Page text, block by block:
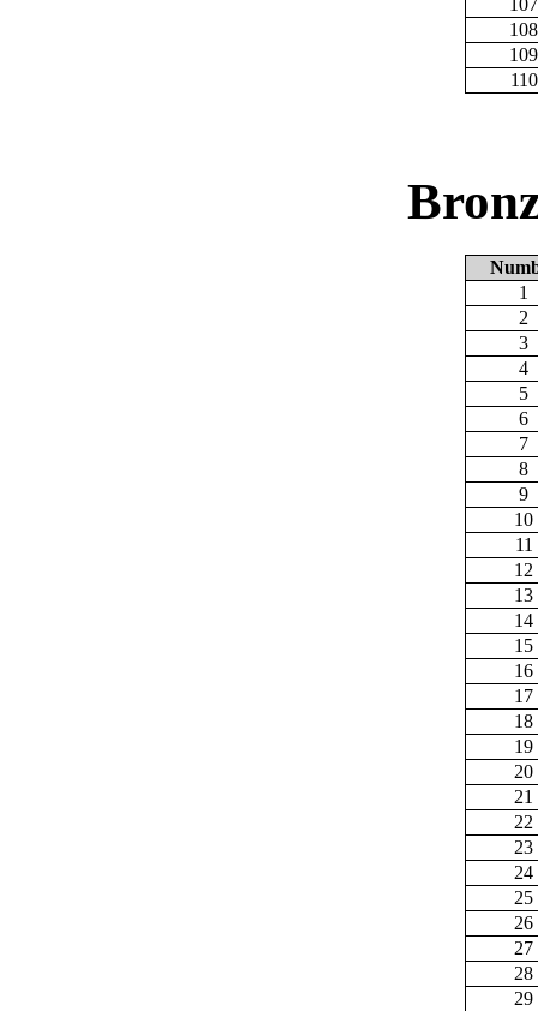
107
108
109
110
1
2
3
4
5
6
7
8
9
10
11
12
13
14
15
16
17
18
19
20
21
22
23
24
25
26
27
28
29